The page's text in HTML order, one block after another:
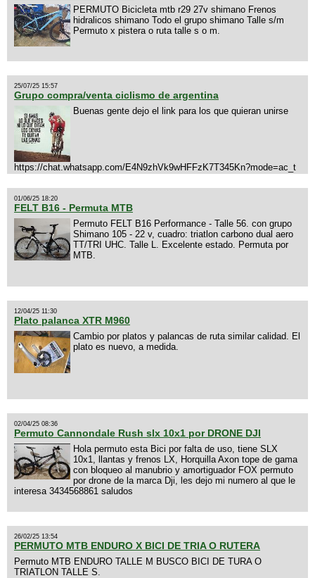
PERMUTO Bicicleta mtb r29 27v shimano Frenos
hidralicos shimano Todo el grupo shimano Talle s/m
Permuto x pistera o ruta talle s o m.
25/07/25 15:57
Grupo compra/venta ciclismo de argentina
Buenas gente dejo el link para los que quieran unirse
https://chat.whatsapp.com/E4N9zhVk9wHFFzK7T345Kn?mode=ac_t
01/06/25 18:20
FELT B16 - Permuta MTB
Permuto FELT B16 Performance - Talle 56. con grupo
Shimano 105 - 22 v, cuadro: triatlon carbono dual aero
TT/TRI UHC. Talle L. Excelente estado. Permuta por
MTB.
12/04/25 11:30
Plato palanca XTR M960
Cambio por platos y palancas de ruta similar calidad. El
plato es nuevo, a medida.
02/04/25 08:36
Permuto Cannondale Rush slx 10x1 por DRONE DJI
Hola permuto esta Bici por falta de uso, tiene SLX
10x1, llantas y frenos LX, Horquilla Axon tope de gama
con bloqueo al manubrio y amortiguador FOX permuto
por drone de la marca Dji, les dejo mi numero al que le
interesa 3434568861 saludos
26/02/25 13:54
PERMUTO MTB ENDURO X BICI DE TRIA O RUTERA
Permuto MTB ENDURO TALLE M BUSCO BICI DE TURA O
TRIATLON TALLE S.